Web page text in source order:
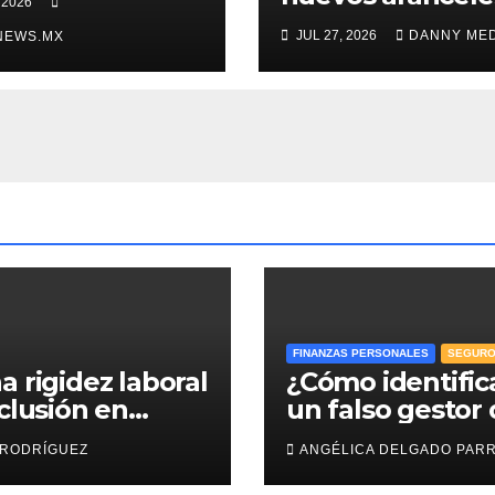
de EU antes de
volver a
T-MEC: Ebrard
JUL 27, 2026 DANNY
rigidez laboral
en
efr
FINANZAS PERSONALES
¿Cómo
un falso gestor
Afore y
ahorro para el
ANGÉLICA DELGADO